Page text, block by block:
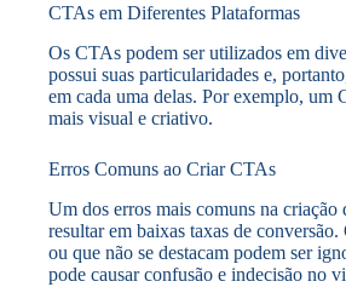
CTAs em Diferentes Plataformas
Os CTAs podem ser utilizados em
possui suas particularidades e,
em cada uma delas. Por exemplo, um
mais visual e criativo.
Erros Comuns ao Criar CTAs
Um dos erros mais comuns na
resultar em baixas taxas de
ou que não se destacam podem ser
pode causar confusão e indecisão no